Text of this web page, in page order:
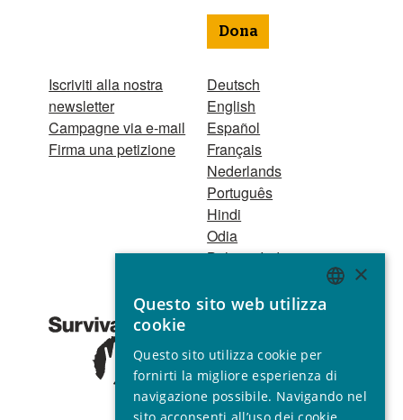
Iscriviti alla nostra
newsletter
Campagne via e-mail
Firma una petizione
Dona
Deutsch
English
Español
Français
Nederlands
Português
Hindi
Odia
Bahasa Indonesia
Registro Persone
1521 Registered
charity no. 267444 ©
2001 - 2026
Tutti i diritti riservati.
ENGLISH
SPANISH
FRENCH
×
Questo sito web utilizza
cookie
Questo sito utilizza cookie per
fornirti la migliore esperienza di
navigazione possibile. Navigando nel